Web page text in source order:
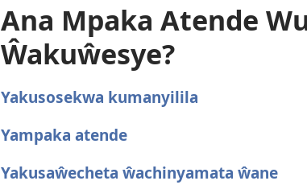
Ana Mpaka Atende
Ŵakuŵesye?
Yakusosekwa kumanyilila
Yampaka atende
Yakusaŵecheta ŵachinyamata ŵane